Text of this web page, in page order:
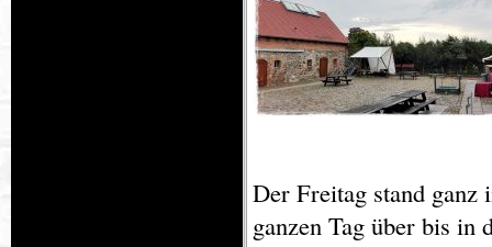
Der Freitag stand ganz
ganzen Tag über bis in